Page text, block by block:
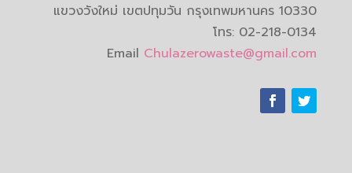
แขวงวังใหม่ เขตปทุมวัน กรุงเทพมหานคร 10330
โทร: 02-218-0134
Email Chulazerowaste@gmail.com